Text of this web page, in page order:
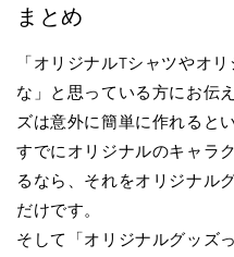
まとめ
「オリジナルTシャツやオ
な」と思っている方にお伝
ズは意外に簡単に作れると
すでにオリジナルのキャラ
るなら、それをオリジナル
だけです。
そして「オリジナルグッズ